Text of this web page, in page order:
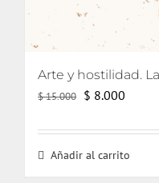
$15.000 El
original
era:
$ 8.000
actual
es:
Añadir al carrito